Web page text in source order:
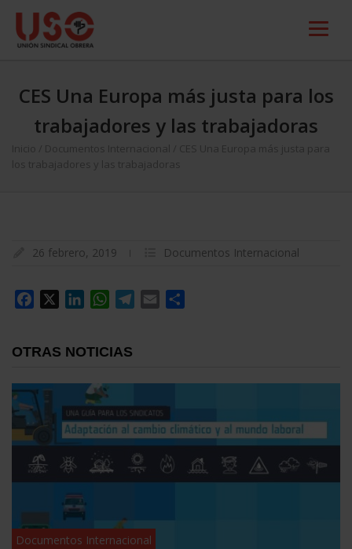
CES Una Europa más justa para los
trabajadores y las trabajadoras
Inicio Documentos Internacional
CES Una Europa más justa para
los trabajadores y las trabajadoras
26 febrero, 2019 Documentos Internacional
Facebook LinkedInWhatsApp
Telegram
Email
OTRAS NOTICIAS
Documentos Internacional